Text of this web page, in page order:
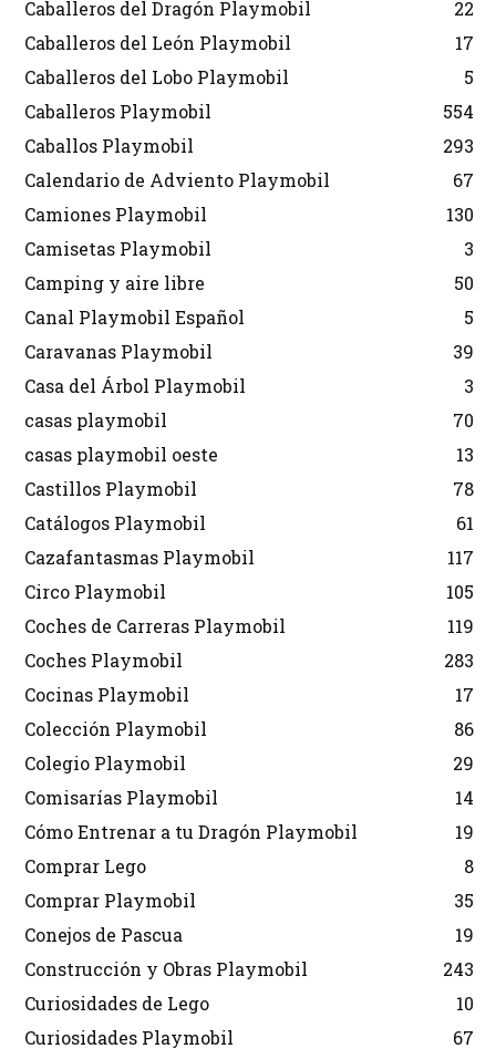
Caballeros del Dragón Playmobil
22
Caballeros del León Playmobil
17
Caballeros del Lobo Playmobil
5
Caballeros Playmobil
554
Caballos Playmobil
293
Calendario de Adviento Playmobil
67
Camiones Playmobil
130
Camisetas Playmobil
3
Camping y aire libre
50
Canal Playmobil Español
5
Caravanas Playmobil
39
Casa del Árbol Playmobil
3
casas playmobil
70
casas playmobil oeste
13
Castillos Playmobil
78
Catálogos Playmobil
61
Cazafantasmas Playmobil
117
Circo Playmobil
105
Coches de Carreras Playmobil
119
Coches Playmobil
283
Cocinas Playmobil
17
Colección Playmobil
86
Colegio Playmobil
29
Comisarías Playmobil
14
Cómo Entrenar a tu Dragón Playmobil
19
Comprar Lego
8
Comprar Playmobil
35
Conejos de Pascua
19
Construcción y Obras Playmobil
243
Curiosidades de Lego
10
Curiosidades Playmobil
67